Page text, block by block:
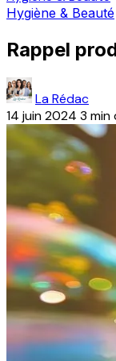
Hygiène & Beauté
Rappel
La Rédac
14 juin 2024 3 min